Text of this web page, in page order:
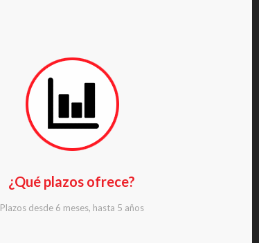
¿Qué plazos ofrece?
Plazos desde 6 meses, hasta 5 años